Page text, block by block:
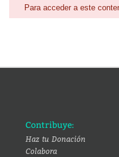
Para acceder a este
Contribuye:
Haz tu Donación
Colabora